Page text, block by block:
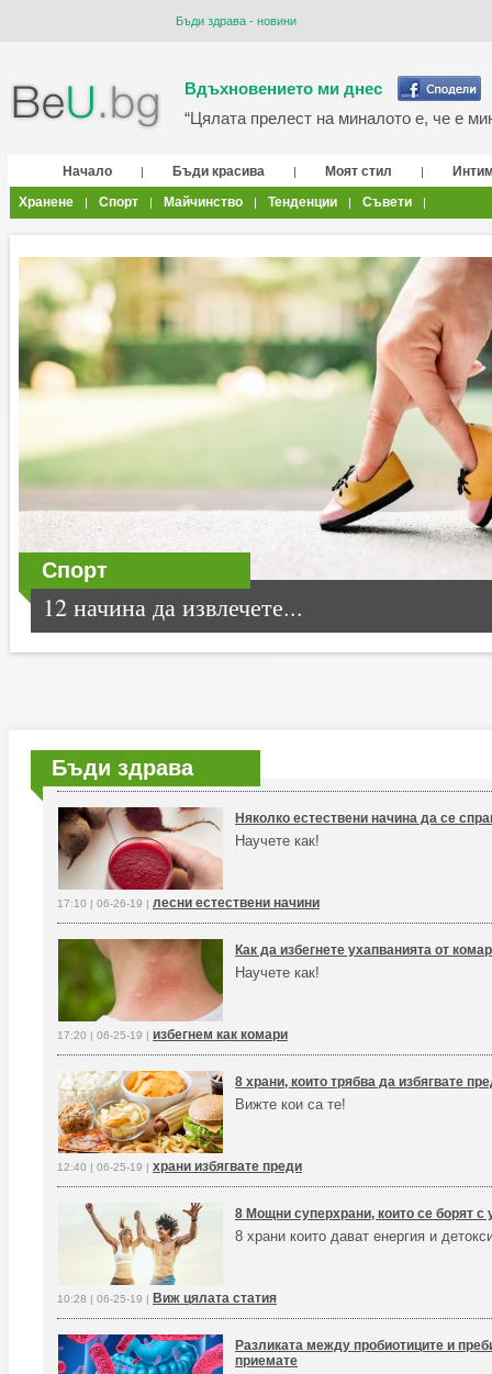
Бъди здрава - новини
Вдъхновението ми днес
“Цялата прелест на миналото е, че е
Начало | Бъди красива | Моят стил |
Хранене
| Спорт | Майчинство | Тенденции | Съвети |
Спорт
12 начина да извлечете...
Бъди здрава
Няколко естествени начина да се
Научете как!
17:10 | 06-26-19 | лесни естествени начини
Как да избегнете ухапванията от
Научете как!
17:20 | 06-25-19 | избегнем как комари
8 храни, които трябва да избягвате
Вижте кои са те!
12:40 | 06-25-19 | храни избягвате преди
8 Мощни суперхрани, които се борят с
8 храни които дават енергия и
10:28 | 06-25-19 | Виж цялата статия
Разликата между пробиотиците и
приемате